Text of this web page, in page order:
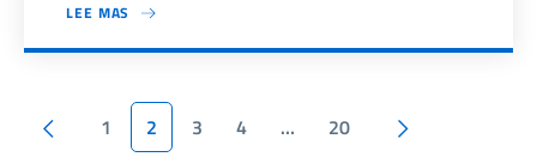
LEE MAS
Paginación
Pagina anterior
1 2 3 4 … 20